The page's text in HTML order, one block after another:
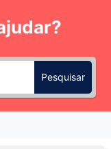
Pesquisar